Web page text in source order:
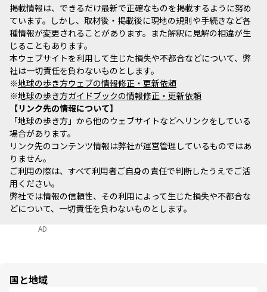
掲載情報は、できるだけ最新で正確なものを掲載するように努め
ています。しかし、取材後・掲載後に現地の規則や手続きなど各
種情報が変更されることがあります。また解釈に見解の相違が生
じることもあります。
本ウェブサイトを利用して生じた損失や不都合などについて、弊
社は一切責任を負わないものとします。
※地球の歩き方ウェブの情報修正・更新依頼
※地球の歩き方ガイドブックの情報修正・更新依頼
リンク先の情報について
「地球の歩き方」から他のウェブサイトなどへリンクをしている
場合があります。
リンク先のコンテンツ情報は弊社が運営管理しているものではあ
りません。
ご利用の際は、すべて利用者ご自身の責任で判断したうえでご活
用ください。
弊社では情報の信頼性、その利用によって生じた損失や不都合な
どについて、一切責任を負わないものとします。
AD
国と地域